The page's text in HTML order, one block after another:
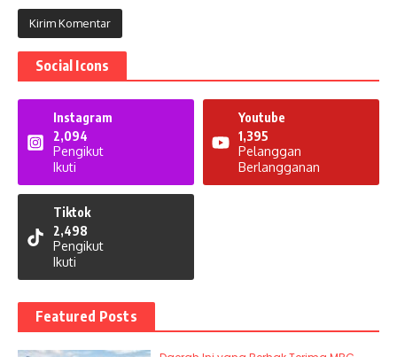
Social Icons
Instagram
2,094
Pengikut
Ikuti
Youtube
1,395
Pelanggan
Berlangganan
Tiktok
2,498
Pengikut
Ikuti
Featured Posts